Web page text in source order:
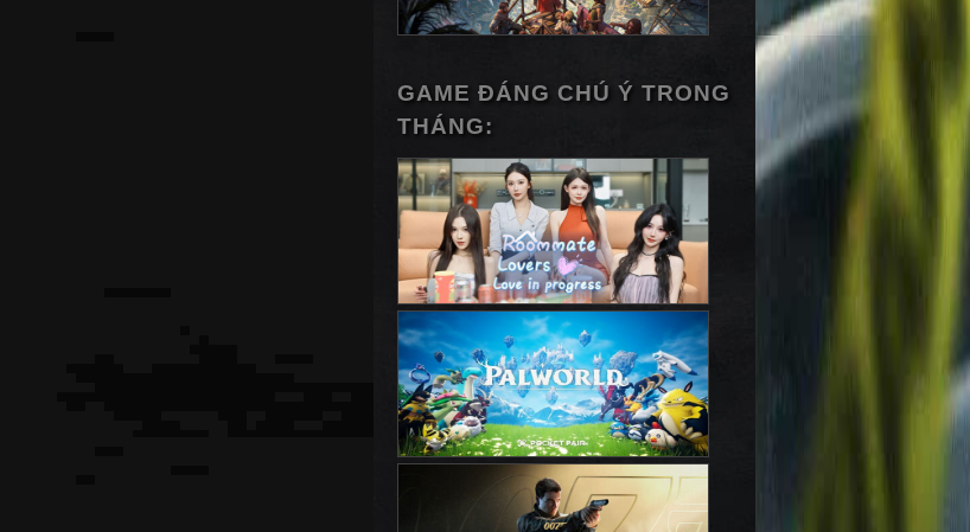
GAME ĐÁNG CHÚ Ý TRONG
THÁNG: